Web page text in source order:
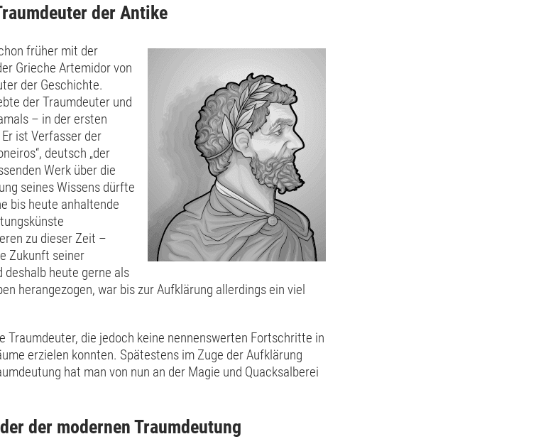
der Antike
früher mit der
Grieche Artemidor von
der Geschichte.
der Traumdeuter und
– in der ersten
ist Verfasser der
deutsch „der
Werk über die
seines Wissens dürfte
bis heute anhaltende
zu dieser Zeit –
Zukunft seiner
heute gerne als
herangezogen, war bis zur Aufklärung allerdings ein viel
Traumdeuter, die jedoch keine nennenswerten Fortschritte in
erzielen konnten. Spätestens im Zuge der Aufklärung
hat man von nun an der Magie und Quacksalberei
der modernen Traumdeutung